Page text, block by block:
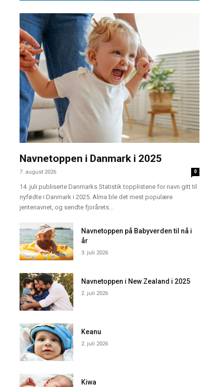
Navnetoppen i Danmark i 2025
7. august 2026 0
14. juli publiserte Danmarks Statistik topplistene for navn gitt til
nyfødte i Danmark i 2025. Alma ble det mest populære
jentenavnet, og sendte fjorårets...
Navnetoppen på Babyverden til nå i
år
3. juli 2026
Navnetoppen i New Zealand i 2025
2. juli 2026
Keanu
2. juli 2026
Kiwa